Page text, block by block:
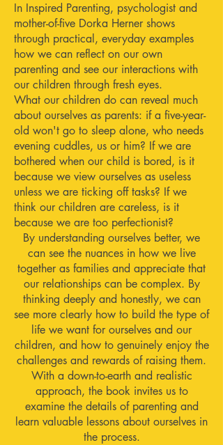
In Inspired Parenting, psychologist and
mother-of-five Dorka Herner shows
through practical, everyday examples
how we can reflect on our own
parenting and see our interactions with
our children through fresh eyes.
What our children do can reveal much
about ourselves as parents: if a five-year-
old won't go to sleep alone, who needs
evening cuddles, us or him? If we are
bothered when our child is bored, is it
because we view ourselves as useless
unless we are ticking off tasks? If we
think our children are careless, is it
because we are too perfectionist?
By understanding ourselves better, we
can see the nuances in how we live
together as families and appreciate that
our relationships can be complex. By
thinking deeply and honestly, we can
see more clearly how to build the type of
life we want for ourselves and our
children, and how to genuinely enjoy the
challenges and rewards of raising them.
With a down-to-earth and realistic
approach, the book invites us to
examine the details of parenting and
learn valuable lessons about ourselves in
the process.